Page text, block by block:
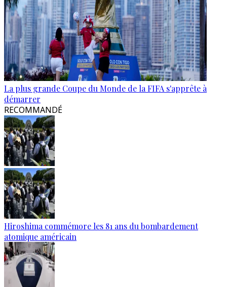
La plus grande Coupe du Monde de la FIFA s'apprête à
démarrer
RECOMMANDÉ
Hiroshima commémore les 81 ans du bombardement
atomique américain